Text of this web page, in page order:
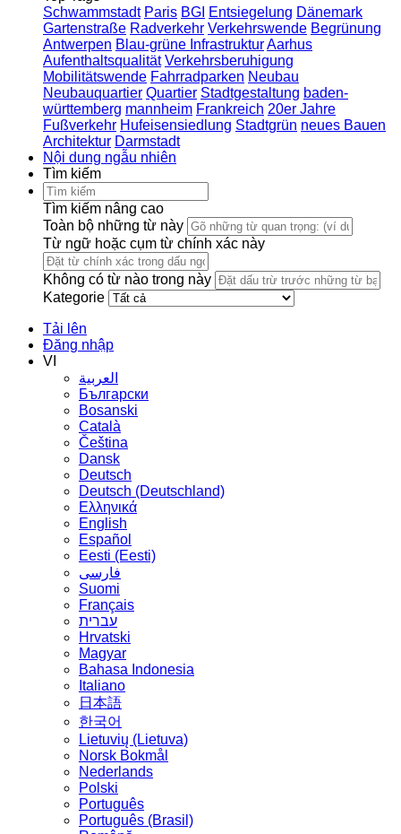
Schwammstadt Paris BGI Entsiegelung Dänemark
Gartenstraße Radverkehr Verkehrswende Begrünung
Antwerpen Blau-grüne InfrastrukturAarhus
Aufenthaltsqualität Verkehrsberuhigung
Mobilitätswende Fahrradparken Neubau
Neubauquartier Quartier Stadtgestaltung baden-
württemberg mannheim Frankreich 20er Jahre
Fußverkehr Hufeisensiedlung Stadtgrün neues Bauen
Architektur Darmstadt
Nội dung ngẫu nhiên
Tìm kiếm
Tìm kiếm nâng cao
Toàn bộ những từ này
Từ ngữ hoặc cụm từ chính xác này
Không có từ nào trong này
Kategorie
Tải lên
Đăng nhập
VI
العربية
Български
Bosanski
Сatalà
Čeština
Dansk
Deutsch
Deutsch (Deutschland)
Ελληνικά
English
Español
Eesti (Eesti)
فارسی
Suomi
Français
עברית
Hrvatski
Magyar
Bahasa Indonesia
Italiano
日本語
한국어
Lietuvių (Lietuva)
‪Norsk Bokmål‬
Nederlands
Polski
Português
Português (Brasil)